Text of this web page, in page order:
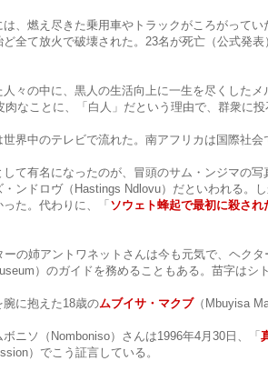
、燃え尽きた乗用車やトラックがころがって
ど全て放火で破壊された。23名が死亡（公式発
人々の中に、黒人の生活向上に一生を尽くした
なことに、「白人」だという理由で、群衆に投
界中のテレビで流れた。南アフリカは国際社会
して有名になったのが、冒頭のサム・ンジマの
ンドロヴ（Hastings Ndlovu）だといわれる。
た。代わりに、「ソウェト蜂起で最初に殺され
ーの姉アントワネットさんは今も元気で、ヘク
）のガイドを務めることもある。苗字はシ
腕に抱えた18歳のムブイサ・マクブ（Mbuyisa
ニソ（Nomboniso）さんは1996年4月30日、「
）でこう証言している。